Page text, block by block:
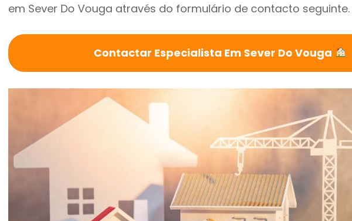
em Sever Do Vouga através do formulário de contacto seguinte.
Contactar Especialista Em Sever Do Vouga